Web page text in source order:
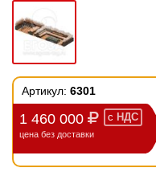
Артикул: 6301
1 460 000 с НДС
цена без доставки